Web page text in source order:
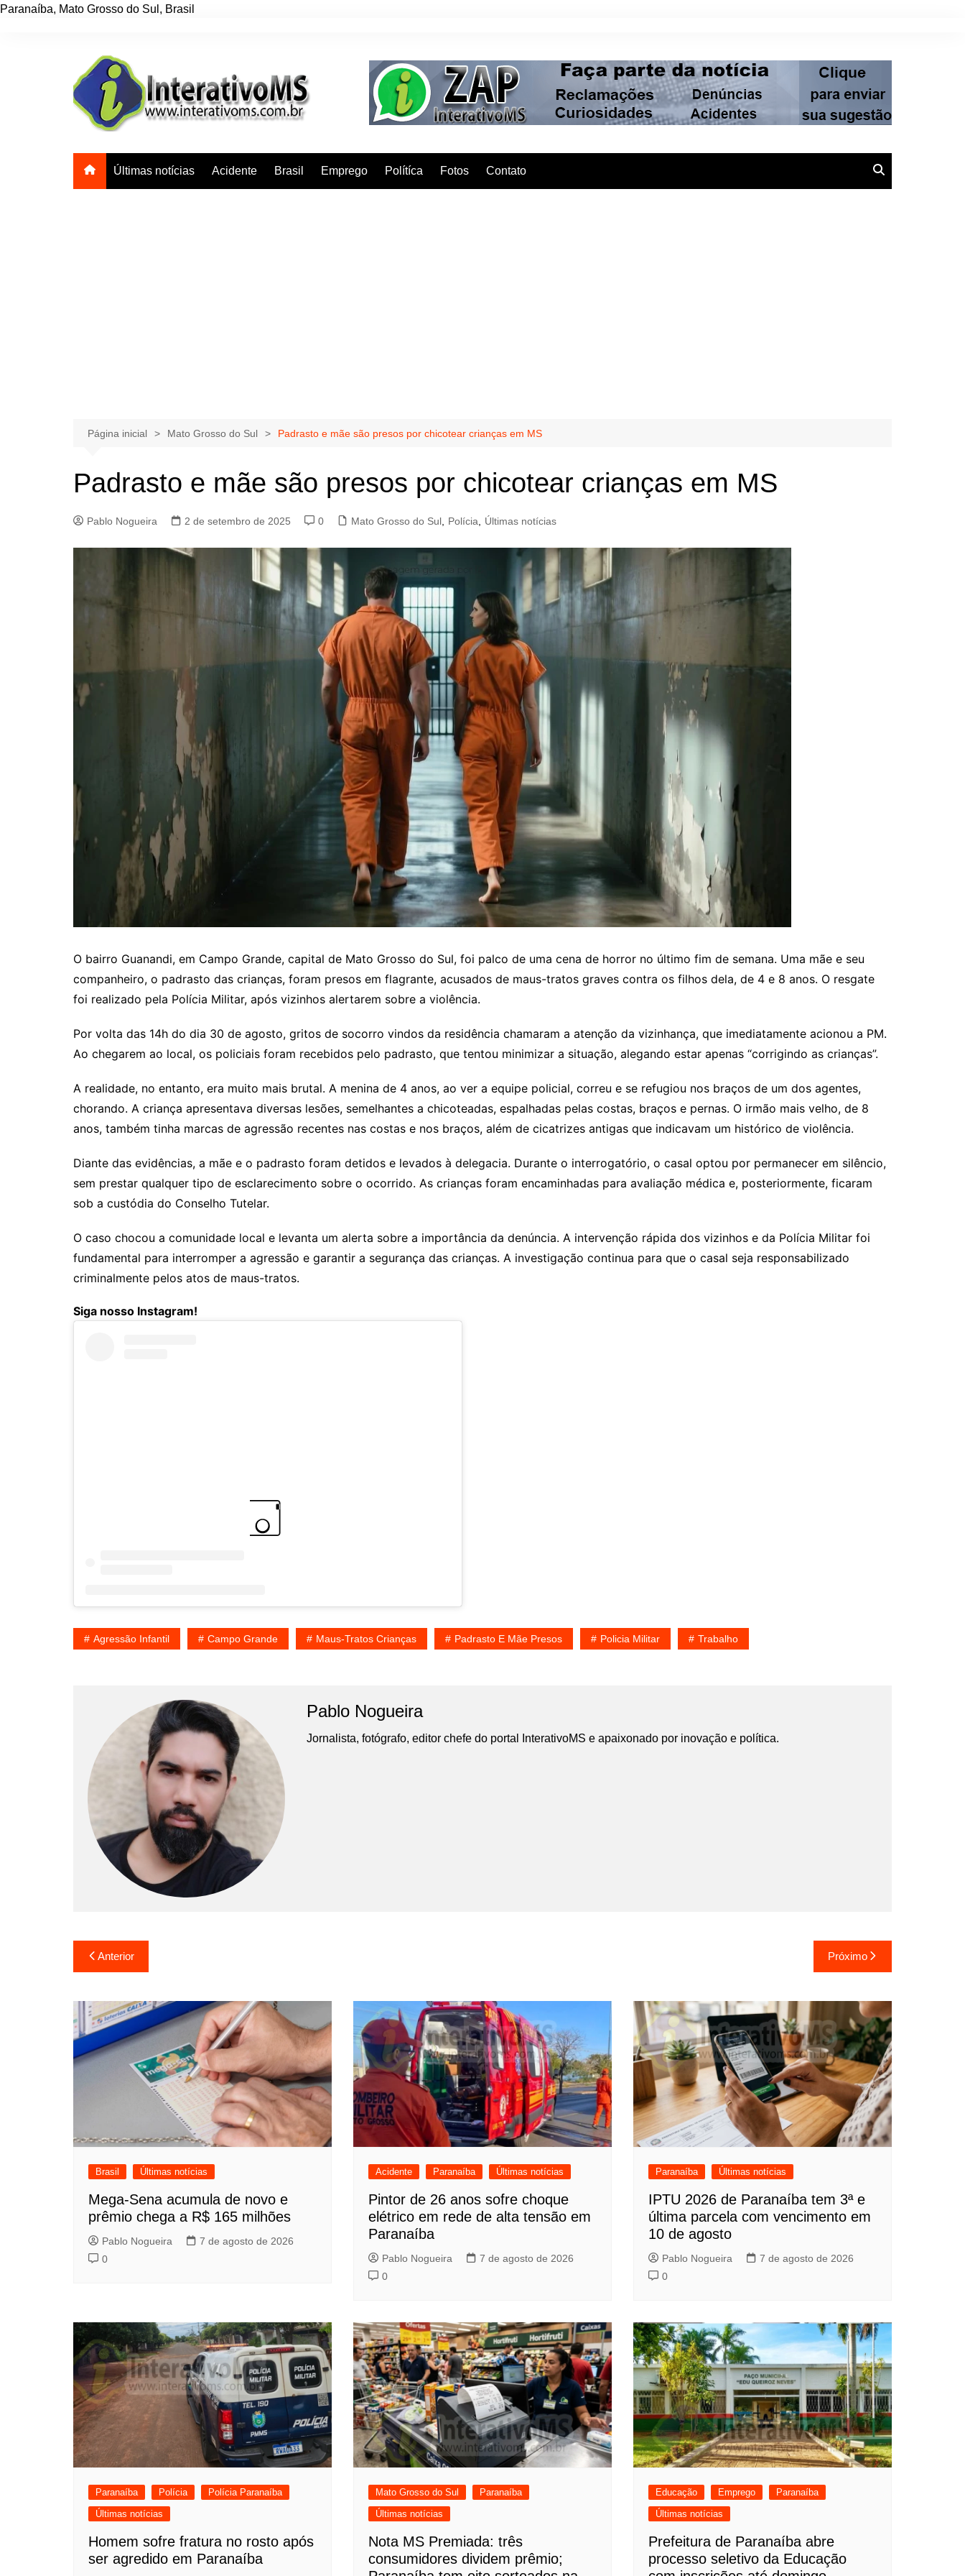
Paranaíba, Mato Grosso do Sul , Brasil
Últimas notícias Acidente Brasil Emprego Polítíca Fotos Contato
Página inicial Mato Grosso do Sul Padrasto e mãe são presos por chicotear crianças em MS
Padrasto e mãe são presos por chicotear crianças em MS
Pablo Nogueira 2 de setembro de 2025 0 Mato Grosso do Sul Polícia Últimas notícias
O bairro Guanandi, em Campo Grande, capital de Mato Grosso do Sul, foi palco de uma cena de horror no último fim de semana. Uma mãe e seu
companheiro, o padrasto das crianças, foram presos em flagrante, acusados de maus-tratos graves contra os filhos dela, de 4 e 8 anos. O resgate
foi realizado pela Polícia Militar, após vizinhos alertarem sobre a violência.
Por volta das 14h do dia 30 de agosto, gritos de socorro vindos da residência chamaram a atenção da vizinhança, que imediatamente acionou a PM.
Ao chegarem ao local, os policiais foram recebidos pelo padrasto, que tentou minimizar a situação, alegando estar apenas “corrigindo as crianças”.
A realidade, no entanto, era muito mais brutal. A menina de 4 anos, ao ver a equipe policial, correu e se refugiou nos braços de um dos agentes,
chorando. A criança apresentava diversas lesões, semelhantes a chicoteadas, espalhadas pelas costas, braços e pernas. O irmão mais velho, de 8
anos, também tinha marcas de agressão recentes nas costas e nos braços, além de cicatrizes antigas que indicavam um histórico de violência.
Diante das evidências, a mãe e o padrasto foram detidos e levados à delegacia. Durante o interrogatório, o casal optou por permanecer em silêncio,
sem prestar qualquer tipo de esclarecimento sobre o ocorrido. As crianças foram encaminhadas para avaliação médica e, posteriormente, ficaram
sob a custódia do Conselho Tutelar.
O caso chocou a comunidade local e levanta um alerta sobre a importância da denúncia. A intervenção rápida dos vizinhos e da Polícia Militar foi
fundamental para interromper a agressão e garantir a segurança das crianças. A investigação continua para que o casal seja responsabilizado
criminalmente pelos atos de maus-tratos.
Siga nosso Instagram!
Agressão Infantil Campo Grande Maus-Tratos Crianças Padrasto E Mãe Presos Policia Militar Trabalho
Pablo Nogueira
Jornalista, fotógrafo, editor chefe do portal InterativoMS e apaixonado por inovação e política.
Navegação
de
Post
Anterior Próximo
Brasil Últimas notícias
Mega-Sena acumula de novo e
prêmio chega a R$ 165 milhões
Pablo Nogueira
7 de agosto de 2026
0
Acidente Paranaíba Últimas notícias
Pintor de 26 anos sofre choque
elétrico em rede de alta tensão em
Paranaíba
Pablo Nogueira
7 de agosto de 2026
0
Paranaíba Últimas notícias
IPTU 2026 de Paranaíba tem 3ª e
última parcela com vencimento em
10 de agosto
Pablo Nogueira
7 de agosto de 2026
0
Paranaíba Polícia
Polícia Paranaíba
Últimas notícias
Homem sofre fratura no rosto após
ser agredido em Paranaíba
Mato Grosso do Sul
Paranaíba
Últimas notícias
Nota MS Premiada: três
consumidores dividem prêmio;
Educação Emprego
Paranaíba
Últimas notícias
Prefeitura de Paranaíba abre
processo seletivo da Educação